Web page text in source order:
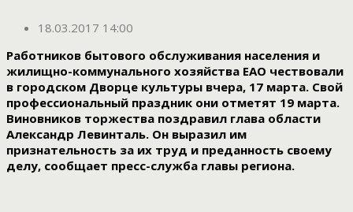
18.03.2017 14:00
Работников бытового обслуживания населения и
жилищно-коммунального хозяйства ЕАО чествовали
в городском Дворце культуры вчера, 17 марта. Свой
профессиональный праздник они отметят 19 марта.
Виновников торжества поздравил глава области
Александр Левинталь. Он выразил им
признательность за их труд и преданность своему
делу, сообщает пресс-служба главы региона.